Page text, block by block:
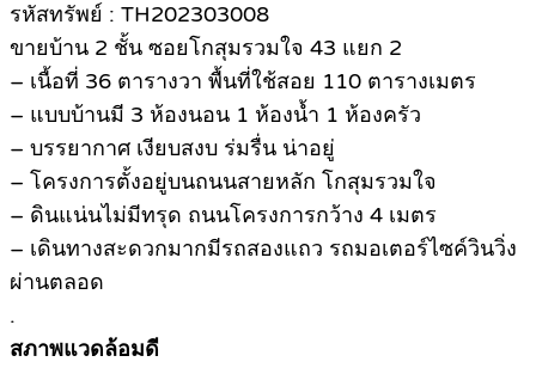
รหัสทรัพย์ : TH202303008
ขายบ้าน 2 ชั้น ซอยโกสุมรวมใจ 43 แยก 2
– เนื้อที่ 36 ตารางวา พื้นที่ใช้สอย 110 ตารางเมตร
– แบบบ้านมี 3 ห้องนอน 1 ห้องน้ำ 1 ห้องครัว
– บรรยากาศ เงียบสงบ ร่มรื่น น่าอยู่
– โครงการตั้งอยู่บนถนนสายหลัก โกสุมรวมใจ
– ดินแน่นไม่มีทรุด ถนนโครงการกว้าง 4 เมตร
– เดินทางสะดวกมากมีรถสองแถว รถมอเตอร์ไซค์วินวิ่ง
ผ่านตลอด
.
สภาพแวดล้อมดี